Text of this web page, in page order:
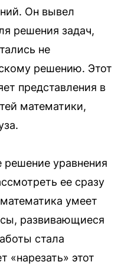
Он вывел
решения задач,
не
решению. Этот
представления в
математики,
решение уравнения
ее сразу
умеет
развивающиеся
стала
«нарезать» этот